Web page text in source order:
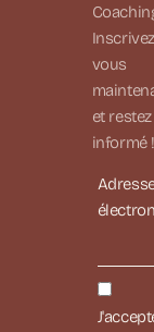
vous
et restez
informé !